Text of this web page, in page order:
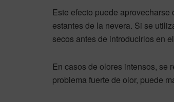
Este efecto puede
estantes de la nevera. Si se
secos antes de introducirlos en
En casos de olores intensos, se
problema fuerte de olor, puede